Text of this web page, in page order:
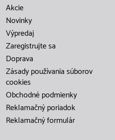
Akcie
Novinky
Výpredaj
Zaregistrujte sa
Doprava
Zásady používania súborov
cookies
Obchodné podmienky
Reklamačný poriadok
Reklamačný formulár